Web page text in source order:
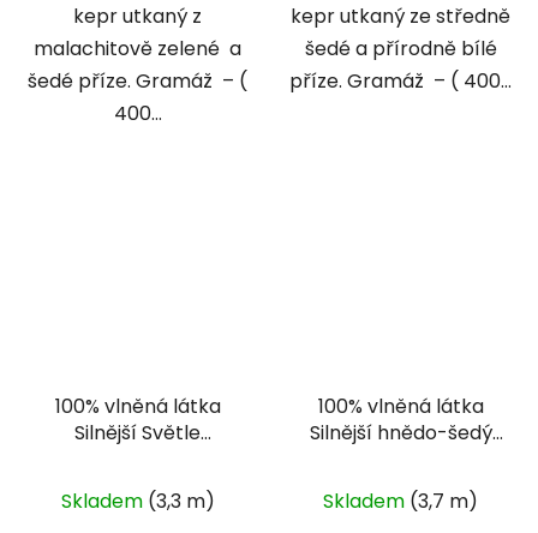
kepr utkaný z
malachitově zelené a
šedé příze. Gramáž – (
400...
kepr utkaný ze středně
šedé a přírodně bílé
příze. Gramáž – ( 400...
100% vlněná látka
Silnější Světle
diamant
Skladem (3,3 m)
100% vlněná látka
Silnější hnědo-šedý
Skladem (3,7 m)